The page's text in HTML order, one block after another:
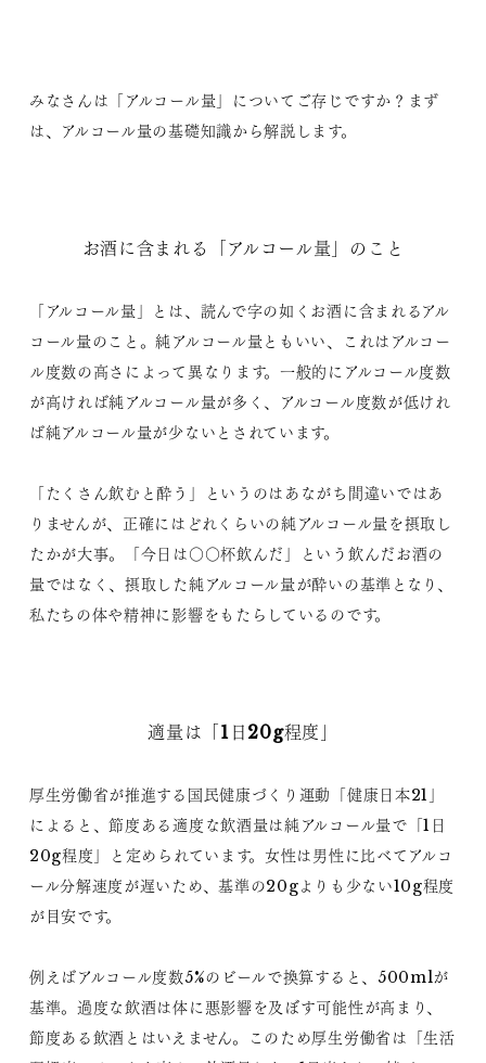
みなさんは「アルコール量」についてご存じですか？まず
は、アルコール量の基礎知識から解説します。
お酒に含まれる「アルコール量」のこと
「アルコール量」とは、読んで字の如くお酒に含まれるアル
コール量のこと。純アルコール量ともいい、これはアルコー
ル度数の高さによって異なります。一般的にアルコール度数
が高ければ純アルコール量が多く、アルコール度数が低けれ
ば純アルコール量が少ないとされています。
「たくさん飲むと酔う」というのはあながち間違いではあ
りませんが、正確にはどれくらいの純アルコール量を摂取し
たかが大事。「今日は○○杯飲んだ」という飲んだお酒の
量ではなく、摂取した純アルコール量が酔いの基準となり、
私たちの体や精神に影響をもたらしているのです。
適量は「1日20g程度」
厚生労働省が推進する国民健康づくり運動「健康日本21」
によると、節度ある適度な飲酒量は純アルコール量で「1日
20g程度」と定められています。女性は男性に比べてアルコ
ール分解速度が遅いため、基準の20gよりも少ない10g程度
が目安です。
例えばアルコール度数5%のビールで換算すると、500mlが
基準。過度な飲酒は体に悪影響を及ぼす可能性が高まり、
節度ある飲酒とはいえません。このため厚生労働省は「生活